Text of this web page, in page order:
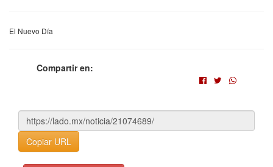
El Nuevo Día
Compartir en:
Copiar URL